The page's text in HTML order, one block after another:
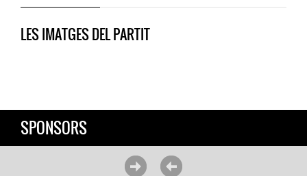
LES IMATGES DEL PARTIT
SPONSORS